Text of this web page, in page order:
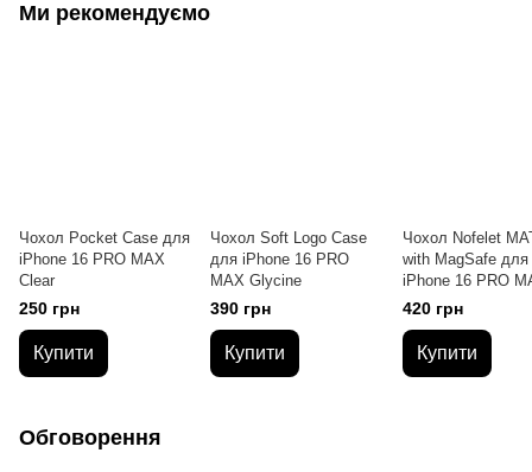
Ми рекомендуємо
Чохол Pocket Case для
iPhone 16 PRO MAX
Clear
250 грн
Купити
Чохол Soft Logo Case
для iPhone 16 PRO
MAX Glycine
390 грн
Купити
Чохол Nofelet
with MagSafe для
iPhone 16 PRO
Pink Sand
420 грн
Купити
Обговорення